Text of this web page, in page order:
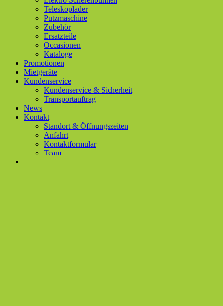
Teleskoplader
Putzmaschine
Zubehör
Ersatzteile
Occasionen
Kataloge
Promotionen
Mietgeräte
Kundenservice
Kundenservice & Sicherheit
Transportauftrag
News
Kontakt
Standort & Öffnungszeiten
Anfahrt
Kontaktformular
Team